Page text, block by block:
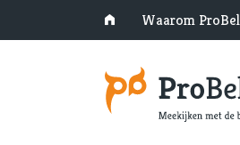
Waarom